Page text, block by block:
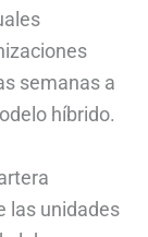
semanas a
híbrido.
las unidades